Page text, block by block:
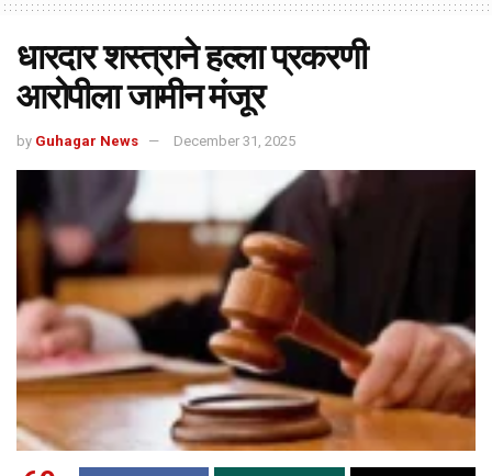
धारदार शस्त्राने हल्ला प्रकरणी
आरोपीला जामीन मंजूर
by Guhagar News December 31, 2025